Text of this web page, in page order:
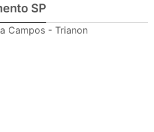
SP
Campos - Trianon